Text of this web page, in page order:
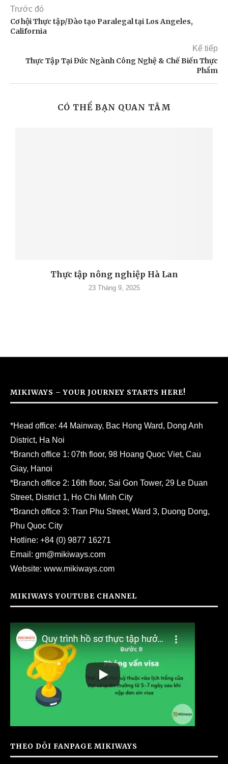
Trước đó
Cơ hội Thực tập/Đào tạo Paralegal tại Los Angeles,
California
Kế tiếp
Thực Tập Tại Đức Ngành Công Nghệ & Chế Biến Thực
Phẩm
CÓ THỂ BẠN QUAN TÂM
Thực tập nông nghiệp Hà Lan
23 Tháng 9, 2025
MIKIWAYS – YOUR JOURNEY STARTS HERE!
*Head office: 44 Mainway, Bac Hong Ward, Dong Anh
District, Ha Noi
*Branch office 1: 07th floor, 98 Hoang Quoc Viet, Cau
Giay, Hanoi
*Branch office 2: 16th floor, Sai Gon Tower, 29 Le Duan
Street, District 1, Ho Chi Minh City
*Branch office 3: Tran Phu Street, Ward 3, Duong Dong,
Phu Quoc City
Hotline: +84 (0) 9877 16271
Email: gm@mikiways.com
Website: www.mikiways.com
MIKIWAYS YOUTUBE CHANNEL
THEO DÕI FANPAGE MIKIWAYS